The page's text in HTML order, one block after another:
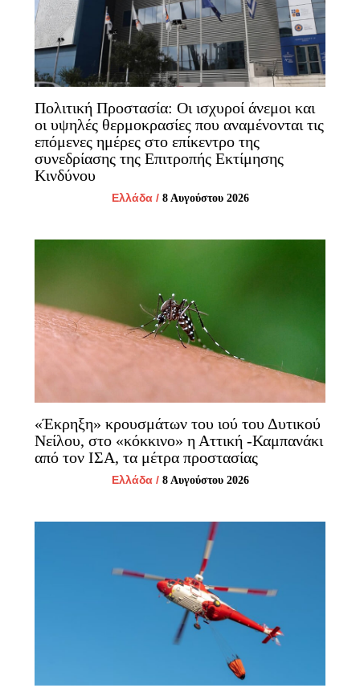
Πολιτική Προστασία: Οι ισχυροί άνεμοι και
οι υψηλές θερμοκρασίες που αναμένονται τις
επόμενες ημέρες στο επίκεντρο της
συνεδρίασης της Επιτροπής Εκτίμησης
Κινδύνου
Ελλάδα/ 8 Αυγούστου 2026
«Έκρηξη» κρουσμάτων του ιού του Δυτικού
Νείλου, στο «κόκκινο» η Αττική -Καμπανάκι
από τον ΙΣΑ, τα μέτρα προστασίας
Ελλάδα/ 8 Αυγούστου 2026